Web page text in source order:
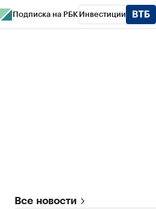
Подписка на РБК Инвестиции
Все новости